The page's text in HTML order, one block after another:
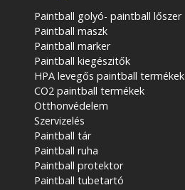
Paintball golyó- paintball lőszer
Paintball maszk
Paintball marker
Paintball kiegészitők
HPA levegős paintball termékek
CO2 paintball termékek
Otthonvédelem
Szervizelés
Paintball tár
Paintball ruha
Paintball protektor
Paintball tubetartó